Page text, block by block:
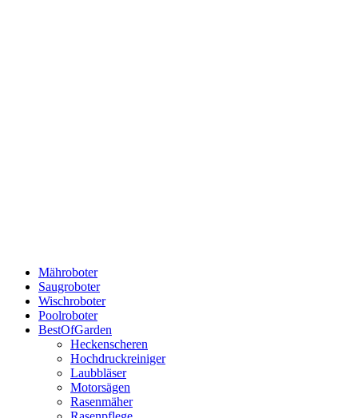
Mähroboter
Saugroboter
Wischroboter
Poolroboter
BestOfGarden
Heckenscheren
Hochdruckreiniger
Laubbläser
Motorsägen
Rasenmäher